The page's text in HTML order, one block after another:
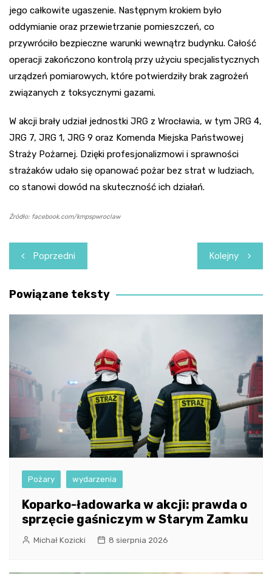
jego całkowite ugaszenie. Następnym krokiem było
oddymianie oraz przewietrzanie pomieszczeń, co
przywróciło bezpieczne warunki wewnątrz budynku. Całość
operacji zakończono kontrolą przy użyciu specjalistycznych
urządzeń pomiarowych, które potwierdziły brak zagrożeń
związanych z toksycznymi gazami.
W akcji brały udział jednostki JRG z Wrocławia, w tym JRG 4,
JRG 7, JRG 1, JRG 9 oraz Komenda Miejska Państwowej
Straży Pożarnej. Dzięki profesjonalizmowi i sprawności
strażaków udało się opanować pożar bez strat w ludziach,
co stanowi dowód na skuteczność ich działań.
Źródło: facebook.com/kmpspwroclaw
Nawigacja
wpisu
Poprzedni Kolejny
Powiązane teksty
Pożary wydarzenia
Koparko-ładowarka w akcji: prawda o
sprzęcie gaśniczym w Starym Zamku
Michał Kozicki 8 sierpnia 2026